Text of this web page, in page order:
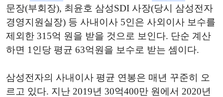
문장(부회장), 최윤호 삼성SDI 사장(당시 삼성전자
경영지원실장) 등 사내이사 5인은 사외이사 보수를
제외한 315억 원을 받을 것으로 보인다. 단순 계산
하면 1인당 평균 63억원을 보수로 받는 셈이다.
삼성전자의 사내이사 평균 연봉은 매년 꾸준히 오
르고 있다. 지난 2019년 30억400만 원에서 2020년